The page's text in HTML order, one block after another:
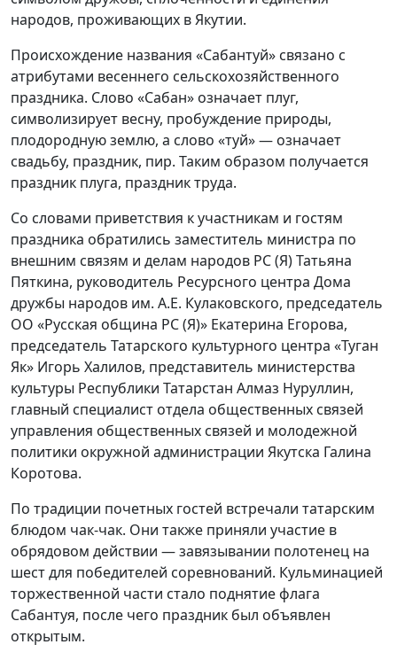
народов, проживающих в Якутии.
Происхождение названия «Сабантуй» связано с
атрибутами весеннего сельскохозяйственного
праздника. Слово «Сабан» означает плуг,
символизирует весну, пробуждение природы,
плодородную землю, а слово «туй» — означает
свадьбу, праздник, пир. Таким образом получается
праздник плуга, праздник труда.
Со словами приветствия к участникам и гостям
праздника обратились заместитель министра по
внешним связям и делам народов РС (Я) Татьяна
Пяткина, руководитель Ресурсного центра Дома
дружбы народов им. А.Е. Кулаковского, председатель
ОО «Русская община РС (Я)» Екатерина Егорова,
председатель Татарского культурного центра «Туган
Як» Игорь Халилов, представитель министерства
культуры Республики Татарстан Алмаз Нуруллин,
главный специалист отдела общественных связей
управления общественных связей и молодежной
политики окружной администрации Якутска Галина
Коротова.
По традиции почетных гостей встречали татарским
блюдом чак-чак. Они также приняли участие в
обрядовом действии — завязывании полотенец на
шест для победителей соревнований. Кульминацией
торжественной части стало поднятие флага
Сабантуя, после чего праздник был объявлен
открытым.